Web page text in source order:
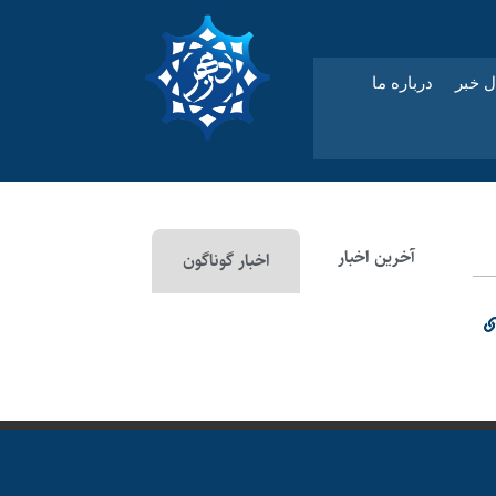
خبر درباره ما
آخرین اخبار اخبار گوناگون